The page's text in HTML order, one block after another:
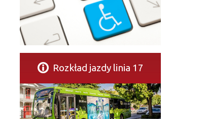
Rozkład jazdy linia 17